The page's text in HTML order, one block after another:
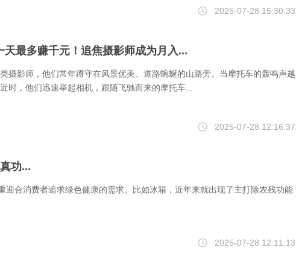
2025-07-28 15:30:33
天最多赚千元！追焦摄影师成为月入...
摄影师，他们常年蹲守在风景优美、道路蜿蜒的山路旁。当摩托车的轰鸣声越
时，他们迅速举起相机，跟随飞驰而来的摩托车...
2025-07-28 12:16:37
功...
迎合消费者追求绿色健康的需求。比如冰箱，近年来就出现了主打除农残功能
2025-07-28 12:11:13